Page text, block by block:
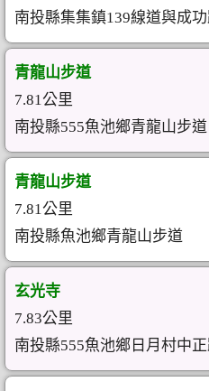
南投縣集集鎮139線道與成功
青龍山步道
7.81公里
南投縣555魚池鄉青龍山步道
青龍山步道
7.81公里
南投縣魚池鄉青龍山步道
玄光寺
7.83公里
南投縣555魚池鄉日月村中